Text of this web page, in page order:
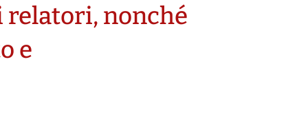
relatori, nonché
e